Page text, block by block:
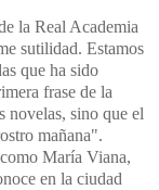
la Real Academia
sutilidad. Estamos
que ha sido
frase de la
novelas, sino que el
mañana".
María Viana,
en la ciudad